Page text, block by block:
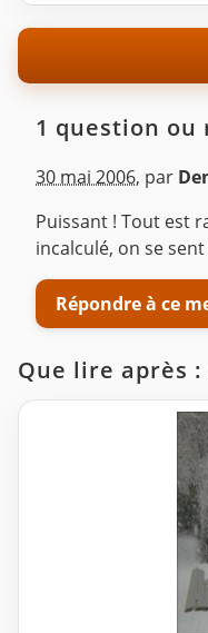
1 question ou
30 mai 2006, par
Puissant ! Tout est
incalculé, on se
Répondre à ce
Que lire après